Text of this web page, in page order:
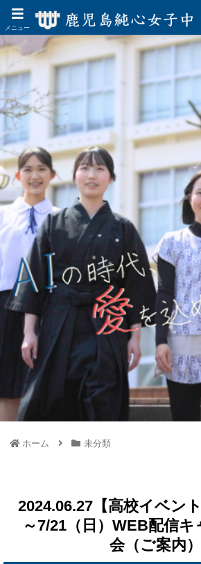
ホーム 未分類
2024.06.27【高校イベント
～7/21（日）WEB配信
会（ご案内）
メニュー